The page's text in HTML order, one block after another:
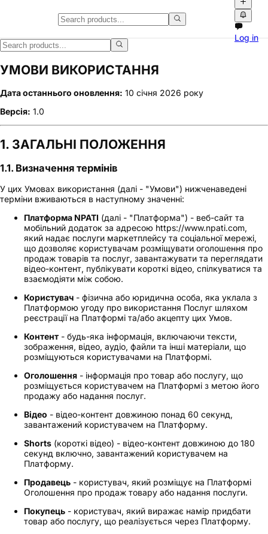
Log in
УМОВИ ВИКОРИСТАННЯ
Дата останнього оновлення: 10 січня 2026 року
Версія: 1.0
1. ЗАГАЛЬНІ ПОЛОЖЕННЯ
1.1. Визначення термінів
У цих Умовах використання (далі - "Умови") нижченаведені
терміни вживаються в наступному значенні:
Платформа NPATI (далі - "Платформа") - веб-сайт та
мобільний додаток за адресою https://www.npati.com,
який надає послуги маркетплейсу та соціальної мережі,
що дозволяє користувачам розміщувати оголошення про
продаж товарів та послуг, завантажувати та переглядати
відео-контент, публікувати короткі відео, спілкуватися та
взаємодіяти між собою.
Користувач - фізична або юридична особа, яка уклала з
Платформою угоду про використання Послуг шляхом
реєстрації на Платформі та/або акцепту цих Умов.
Контент - будь-яка інформація, включаючи тексти,
зображення, відео, аудіо, файли та інші матеріали, що
розміщуються користувачами на Платформі.
Оголошення - інформація про товар або послугу, що
розміщується користувачем на Платформі з метою його
продажу або надання послуг.
Відео - відео-контент довжиною понад 60 секунд,
завантажений користувачем на Платформу.
Shorts (короткі відео) - відео-контент довжиною до 180
секунд включно, завантажений користувачем на
Платформу.
Продавець - користувач, який розміщує на Платформі
Оголошення про продаж товару або надання послуги.
Покупець - користувач, який виражає намір придбати
товар або послугу, що реалізується через Платформу.